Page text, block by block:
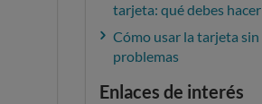
tarjeta: qué debes hacer
Cómo usar la tarjeta sin
problemas
Enlaces de interés